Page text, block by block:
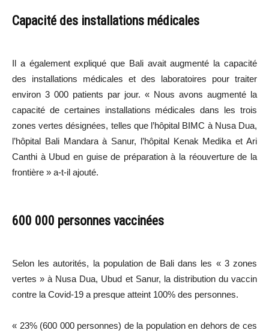
Capacité des installations médicales
Il a également expliqué que Bali avait augmenté la capacité
des installations médicales et des laboratoires pour traiter
environ 3 000 patients par jour. « Nous avons augmenté la
capacité de certaines installations médicales dans les trois
zones vertes désignées, telles que l’hôpital BIMC à Nusa Dua,
l’hôpital Bali Mandara à Sanur, l’hôpital Kenak Medika et Ari
Canthi à Ubud en guise de préparation à la réouverture de la
frontière » a-t-il ajouté.
600 000 personnes vaccinées
Selon les autorités, la population de Bali dans les « 3 zones
vertes » à Nusa Dua, Ubud et Sanur, la distribution du vaccin
contre la Covid-19 a presque atteint 100% des personnes.
« 23% (600 000 personnes) de la population en dehors de ces